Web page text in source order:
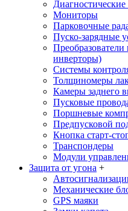
Мониторы
Парковочные
Пуско-зарядные
инверторы)
Системы
Толщиномеры
Камеры заднего
Пусковые
Поршневые
Предпусковой
Кнопка старт-
Транспондеры
Модули
Защита от угона +
Механические
GPS маяки